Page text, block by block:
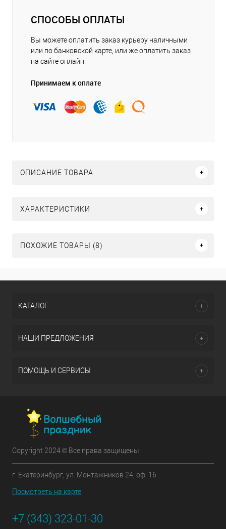
СПОСОБЫ ОПЛАТЫ
Вы можете оплатить заказ курьеру наличными
или по банковской карте, или же оплатить заказ
на сайте онлайн.
Принимаем к оплате
ОПИСАНИЕ ТОВАРА
ХАРАКТЕРИСТИКИ
ПОХОЖИЕ ТОВАРЫ (8)
КАТАЛОГ
НАШИ ПРЕДЛОЖЕНИЯ
ПОМОЩЬ И СЕРВИСЫ
Copyright 2024 © Все права защищены.
г. Екатеринбург, ул. Монтажников 24, оф. 16
Посмотреть на карте
+7 (343) 323-01-30